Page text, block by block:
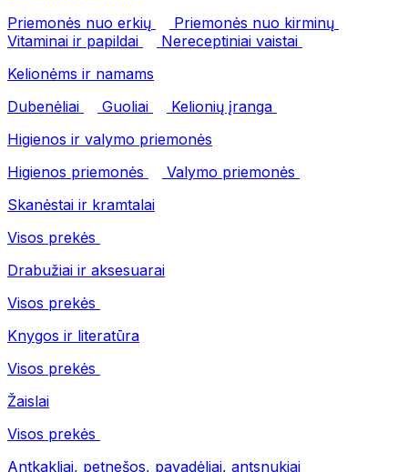
Priemonės nuo erkių
Priemonės nuo kirminų
Vitaminai ir papildai
Nereceptiniai vaistai
Kelionėms ir namams
Dubenėliai
Guoliai
Kelionių įranga
Higienos ir valymo priemonės
Higienos priemonės
Valymo priemonės
Skanėstai ir kramtalai
Visos prekės
Drabužiai ir aksesuarai
Visos prekės
Knygos ir literatūra
Visos prekės
Žaislai
Visos prekės
Antkakliai, petnešos, pavadėliai, antsnukiai